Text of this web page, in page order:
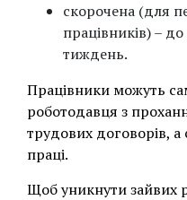
скорочена (для
працівників) –
тиждень.
Працівники можуть
роботодавця з
трудових договорів, а
праці.
Щоб уникнути зайвих